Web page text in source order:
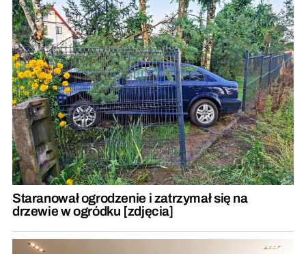
Staranował ogrodzenie i zatrzymał się na
drzewie w ogródku [zdjęcia]